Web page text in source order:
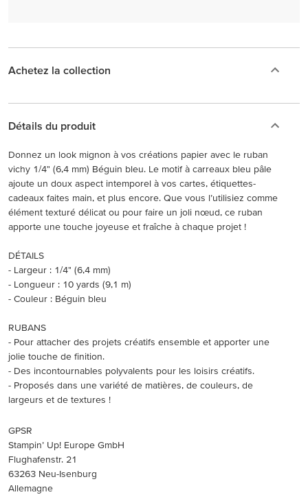
Achetez la collection
Détails du produit
Donnez un look mignon à vos créations papier avec le ruban
vichy 1/4" (6,4 mm) Béguin bleu. Le motif à carreaux bleu pâle
ajoute un doux aspect intemporel à vos cartes, étiquettes-
cadeaux faites main, et plus encore. Que vous l’utilisiez comme
élément texturé délicat ou pour faire un joli nœud, ce ruban
apporte une touche joyeuse et fraîche à chaque projet !
DÉTAILS
- Largeur : 1/4" (6,4 mm)
- Longueur : 10 yards (9,1 m)
- Couleur : Béguin bleu
RUBANS
- Pour attacher des projets créatifs ensemble et apporter une
jolie touche de finition.
- Des incontournables polyvalents pour les loisirs créatifs.
- Proposés dans une variété de matières, de couleurs, de
largeurs et de textures !
GPSR
Stampin’ Up! Europe GmbH
Flughafenstr. 21
63263 Neu-Isenburg
Allemagne